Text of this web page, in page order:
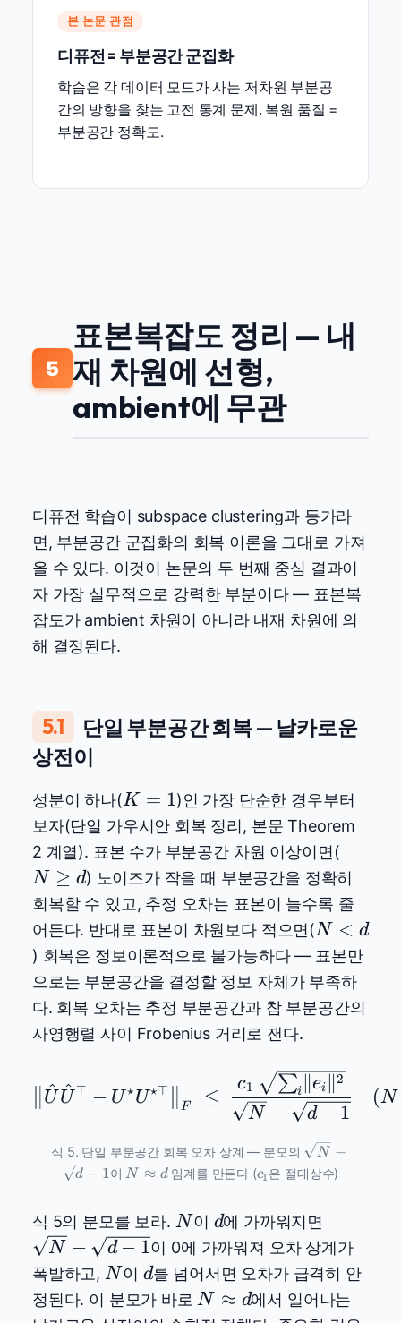
본 논문 관점
디퓨전 = 부분공간 군집화
학습은 각 데이터 모드가 사는 저차원 부분공
간의 방향을 찾는 고전 통계 문제. 복원 품질 =
부분공간 정확도.
5
표본복잡도 정리 — 내
재 차원에 선형,
ambient에 무관
디퓨전 학습이 subspace clustering과 등가라
면, 부분공간 군집화의 회복 이론을 그대로 가져
올 수 있다. 이것이 논문의 두 번째 중심 결과이
자 가장 실무적으로 강력한 부분이다 — 표본복
잡도가 ambient 차원이 아니라 내재 차원에 의
해 결정된다.
5.1
단일 부분공간 회복 — 날카로운
상전이
성분이 하나(K=1
K = 1)인 가장 단순한 경우부터
보자(단일 가우시안 회복 정리, 본문 Theorem
2 계열). 표본 수가 부분공간 차원 이상이면(
\ge
d
N ≥ d) 노이즈가 작을 때 부분공간을 정확히
회복할 수 있고, 추정 오차는 표본이 늘수록 줄
어든다. 반대로 표본이 차원보다 적으면(N
<
d
N < d
) 회복은 정보이론적으로 불가능하다 — 표본만
으로는 부분공간을 결정할 정보 자체가 부족하
다. 회복 오차는 추정 부분공간과 참 부분공간의
사영행렬 사이 Frobenius 거리로 잰다.
\big\lVert
U
^U
^ ⊤ − U⋆U⋆⊤
F ≤
N − d − 1
c1 ∑i ∥ei ∥2
(N
식 5. 단일 부분공간 회복 오차 상계 — 분모의 \sqrt{N}-
\sqrt{d-
1}
N −
d − 1이 N\approx
N ≈ d임계를 만든다 (c_1
c1 은 절대상수)
식 5의 분모를 보라. N
N이 d
d에 가까워지면
\sqrt{d-
1}
N − d − 1이 0에 가까워져 오차 상계가
폭발하고, N
N이 d
d를 넘어서면 오차가 급격히 안
정된다. 이 분모가 바로N
N ≈ d에서 일어나는